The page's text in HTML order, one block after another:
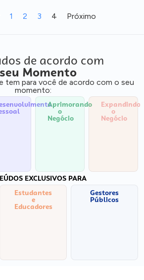
1 2 3 4 Próximo
de acordo com
seu Momento
tem para você de acordo com o seu
momento:
Aprimorando
o
Negócio
Expandindo
o
Negócio
EXCLUSIVOS PARA
Estudantes
e
Educadores
Gestores
Públicos